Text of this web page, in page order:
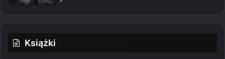
Książki